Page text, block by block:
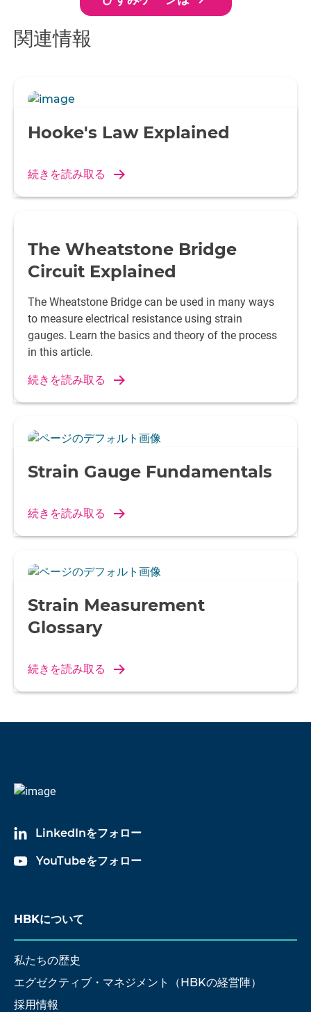
関連情報
Hooke's Law Explained
続きを読み取る
The Wheatstone Bridge
Circuit Explained
The Wheatstone Bridge can be used in many ways
to measure electrical resistance using strain
gauges. Learn the basics and theory of the process
in this article.
続きを読み取る
Strain Gauge Fundamentals
続きを読み取る
Strain Measurement
Glossary
続きを読み取る
LinkedInをフォロー
YouTubeをフォロー
HBKについて
私たちの歴史
エグゼクティブ・マネジメント（HBKの経営陣）
採用情報